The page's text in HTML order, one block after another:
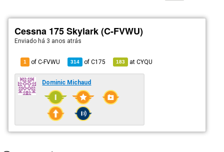
Cessna 175 Skylark (C-FVWU)
Enviado há 3 anos atrás
1 of C-FVWU 314 ofC175 183 atCYQU
Dominic Michaud